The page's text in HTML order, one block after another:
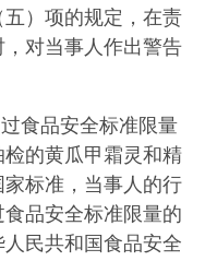
）项的规定，在责
对当事人作出警告
食品安全标准限量
的黄瓜甲霜灵和精
标准，当事人的行
品安全标准限量的
民共和国食品安全